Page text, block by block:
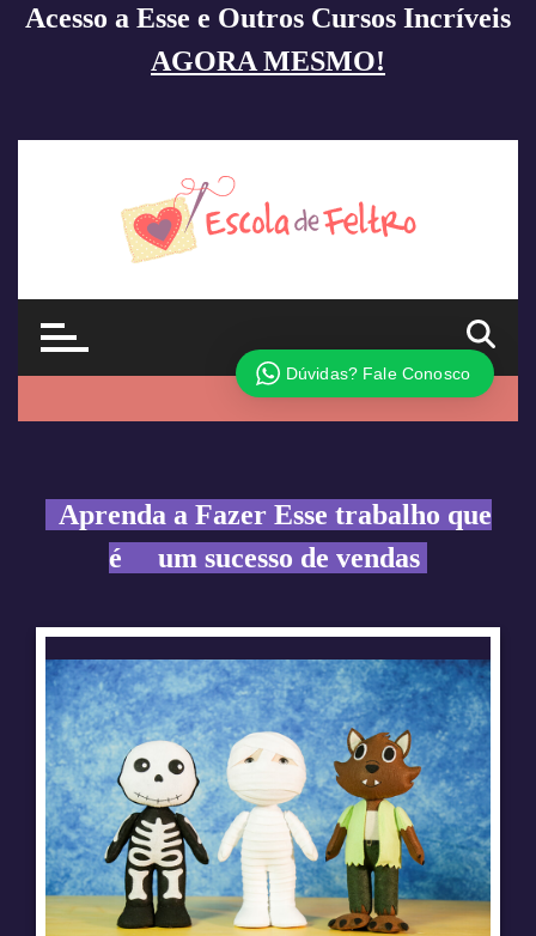
Acesso a Esse e Outros Cursos Incríveis
AGORA MESMO!
Aprenda a Fazer Esse trabalho que
é um sucesso de vendas